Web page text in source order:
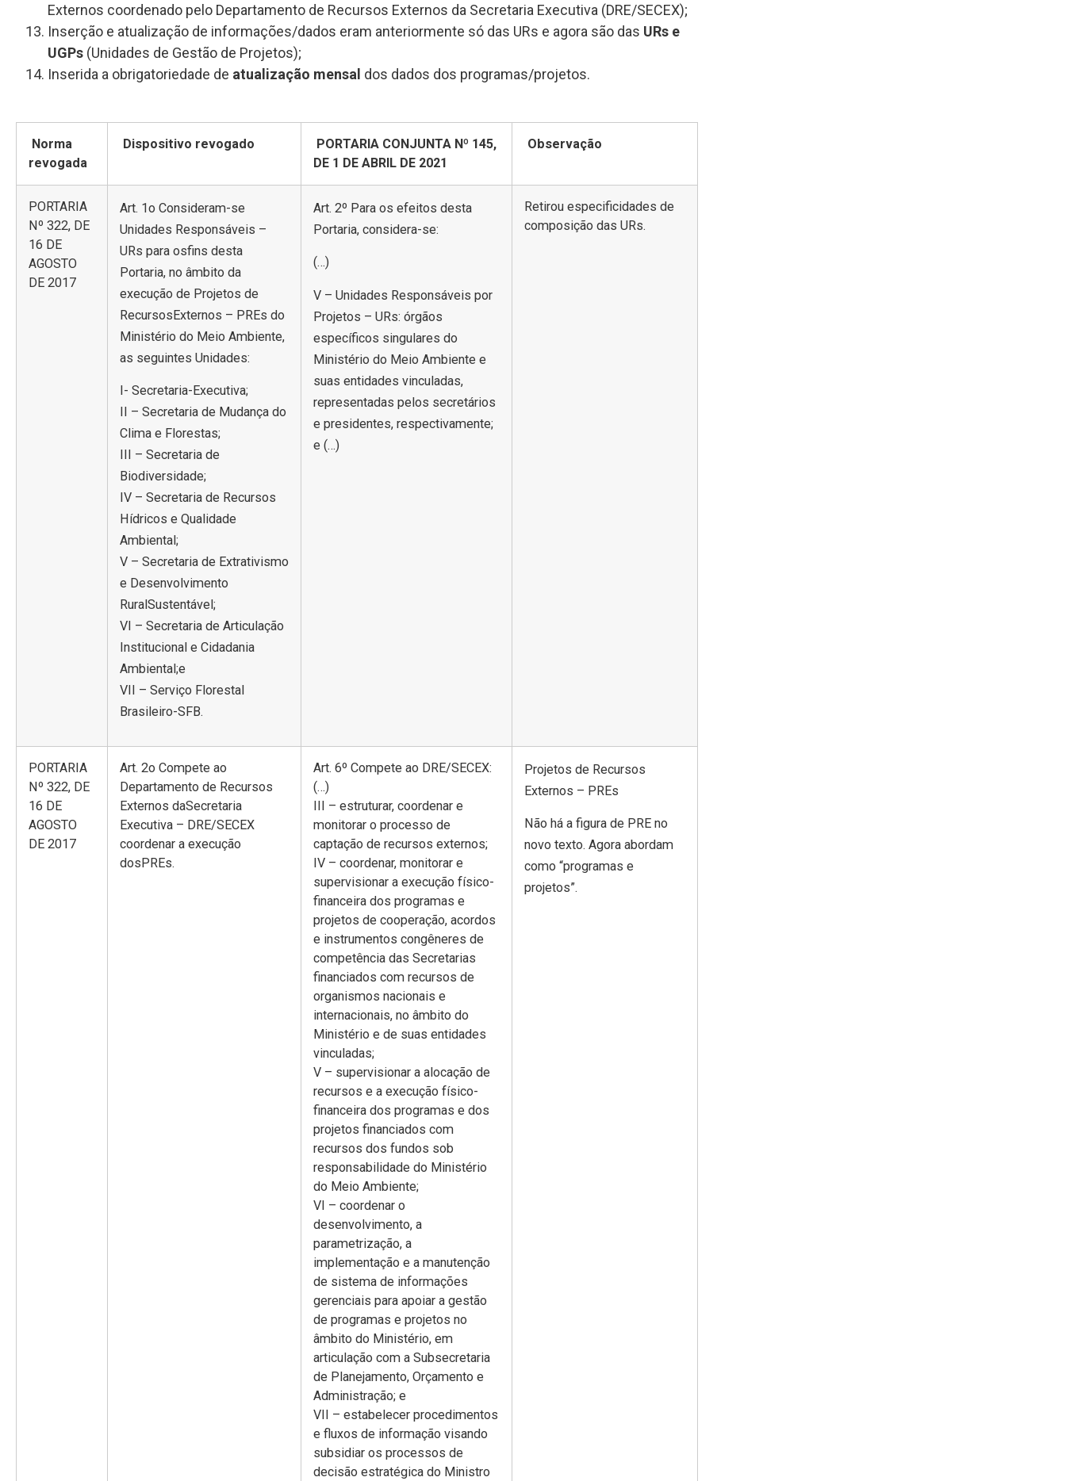
Externos coordenado pelo Departamento de Recursos Externos da Secretaria Executiva (DRE/SECEX);
Inserção e atualização de informações/dados eram anteriormente só das URs e agora são das URs e
UGPs (Unidades de Gestão de Projetos);
Inserida a obrigatoriedade de atualização mensal dos dados dos programas/projetos.
Norma
revogada
Dispositivo revogado
PORTARIA CONJUNTA Nº 145,
DE 1 DE ABRIL DE 2021
Observação
PORTARIA
Nº 322, DE
16 DE
AGOSTO
DE 2017
Art. 1o Consideram-se
Unidades Responsáveis –
URs para osfins desta
Portaria, no âmbito da
execução de Projetos de
RecursosExternos – PREs do
Ministério do Meio Ambiente,
as seguintes Unidades:
I- Secretaria-Executiva;
II – Secretaria de Mudança do
Clima e Florestas;
III – Secretaria de
Biodiversidade;
IV – Secretaria de Recursos
Hídricos e Qualidade
Ambiental;
V – Secretaria de Extrativismo
e Desenvolvimento
RuralSustentável;
VI – Secretaria de Articulação
Institucional e Cidadania
Ambiental;e
VII – Serviço Florestal
Brasileiro-SFB.
Art. 2º Para os efeitos desta
Portaria, considera-se:
(…)
V – Unidades Responsáveis por
Projetos – URs: órgãos
específicos singulares do
Ministério do Meio Ambiente e
suas entidades vinculadas,
representadas pelos secretários
e presidentes, respectivamente;
e (…)
Retirou especificidades de
composição das URs.
PORTARIA
Nº 322, DE
16 DE
AGOSTO
DE 2017
Art. 2o Compete ao
Departamento de Recursos
Externos daSecretaria
Executiva – DRE/SECEX
coordenar a execução
dosPREs.
Art. 6º Compete ao DRE/SECEX:
(…)
III – estruturar, coordenar e
monitorar o processo de
captação de recursos externos;
IV – coordenar, monitorar e
supervisionar a execução físico-
financeira dos programas e
projetos de cooperação, acordos
e instrumentos congêneres de
competência das Secretarias
financiados com recursos de
organismos nacionais e
internacionais, no âmbito do
Ministério e de suas entidades
vinculadas;
V – supervisionar a alocação de
recursos e a execução físico-
financeira dos programas e dos
projetos financiados com
recursos dos fundos sob
responsabilidade do Ministério
do Meio Ambiente;
VI – coordenar o
desenvolvimento, a
parametrização, a
implementação e a manutenção
de sistema de informações
gerenciais para apoiar a gestão
de programas e projetos no
âmbito do Ministério, em
articulação com a Subsecretaria
de Planejamento, Orçamento e
Administração; e
VII – estabelecer procedimentos
e fluxos de informação visando
subsidiar os processos de
decisão estratégica do Ministro
Projetos de Recursos
Externos – PREs
Não há a figura de PRE no
novo texto. Agora abordam
como “programas e
projetos”.